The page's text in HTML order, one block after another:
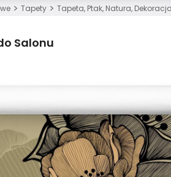
> Tapety > Tapeta, Ptak, Natura,
Salonu